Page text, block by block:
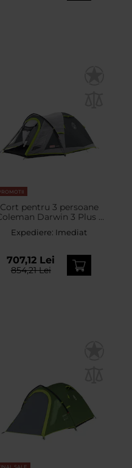
Cort pentru 3 persoane
Darwin 3 Plus -
Expediere: Imediat
707,12 Lei
854,21 Lei